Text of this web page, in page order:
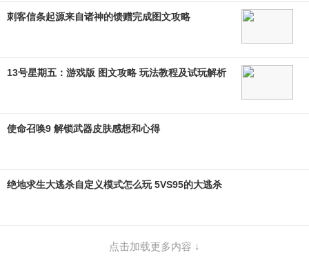
刺客信条起源来自诸神的馈赠完成图文攻略
13号星期五：游戏版 图文攻略 玩法教程及试玩解析
使命召唤9 解锁武器皮肤感想和心得
绝地求生大逃杀自定义模式怎么玩 5VS95的大逃杀
点击加载更多内容 ↓